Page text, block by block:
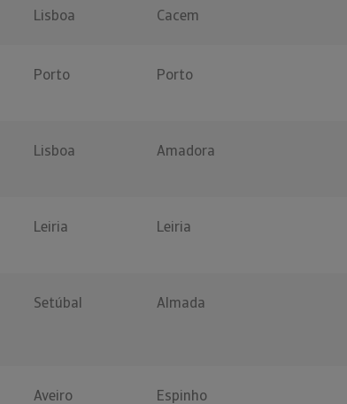
Lisboa Cacem
Porto Porto
Lisboa Amadora
Leiria Leiria
Setúbal Almada
Aveiro Espinho